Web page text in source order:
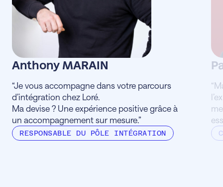
Anthony MARAIN
“Je vous accompagne dans votre parcours
d’intégration chez Loré.
Ma devise ? Une expérience positive grâce à
un accompagnement sur mesure.”
RESPONSABLE DU PÔLE INTÉGRATION